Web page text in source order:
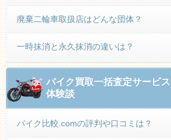
廃棄二輪車取扱店はどんな団体？
一時抹消と永久抹消の違いは？
バイク買取一括査定サービ
体験談
バイク比較.comの評判や口コミは？